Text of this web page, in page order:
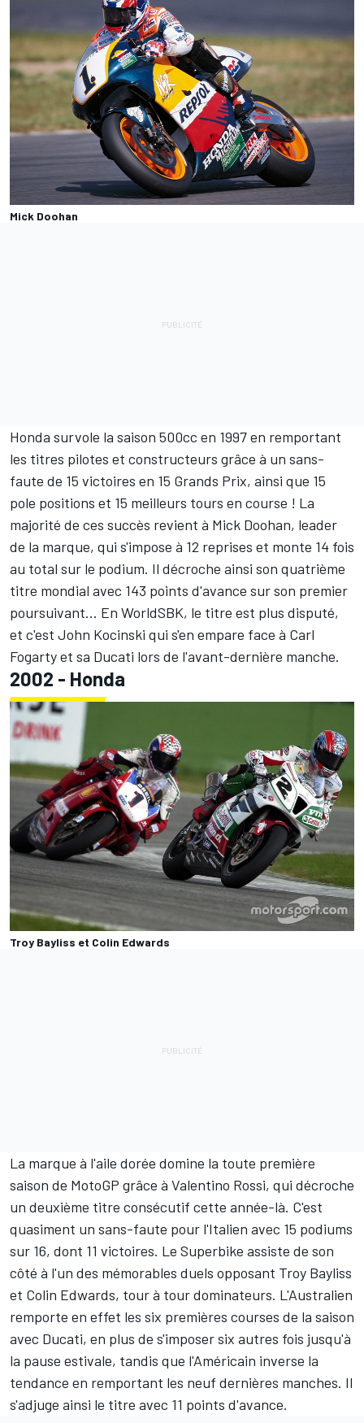
Mick Doohan
Honda survole la saison 500cc en 1997 en remportant
les titres pilotes et constructeurs grâce à un sans-
faute de 15 victoires en 15 Grands Prix, ainsi que 15
pole positions et 15 meilleurs tours en course ! La
majorité de ces succès revient à Mick Doohan, leader
de la marque, qui s'impose à 12 reprises et monte 14 fois
au total sur le podium. Il décroche ainsi son quatrième
titre mondial avec 143 points d'avance sur son premier
poursuivant... En WorldSBK, le titre est plus disputé,
et c'est John Kocinski qui s'en empare face à Carl
Fogarty et sa Ducati lors de l'avant-dernière manche.
2002 - Honda
Troy Bayliss et Colin Edwards
La marque à l'aile dorée domine la toute première
saison de MotoGP grâce à Valentino Rossi, qui décroche
un deuxième titre consécutif cette année-là. C'est
quasiment un sans-faute pour l'Italien avec 15 podiums
sur 16, dont 11 victoires. Le Superbike assiste de son
côté à l'un des mémorables duels opposant Troy Bayliss
et Colin Edwards, tour à tour dominateurs. L'Australien
remporte en effet les six premières courses de la saison
avec Ducati, en plus de s'imposer six autres fois jusqu'à
la pause estivale, tandis que l'Américain inverse la
tendance en remportant les neuf dernières manches. Il
s'adjuge ainsi le titre avec 11 points d'avance.